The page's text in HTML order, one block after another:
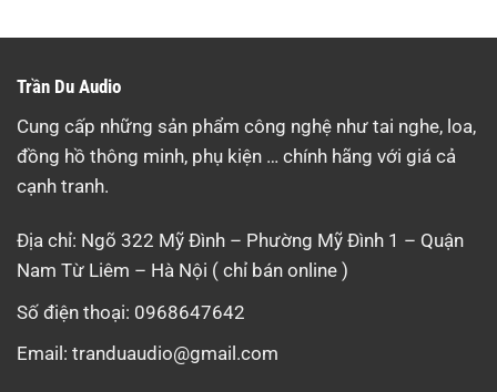
Trần Du Audio
Cung cấp những sản phẩm công nghệ như tai nghe, loa,
đồng hồ thông minh, phụ kiện … chính hãng với giá cả
cạnh tranh.
Địa chỉ: Ngõ 322 Mỹ Đình – Phường Mỹ Đình 1 – Quận
Nam Từ Liêm – Hà Nội ( chỉ bán online )
Số điện thoại: 0968647642
Email: tranduaudio@gmail.com